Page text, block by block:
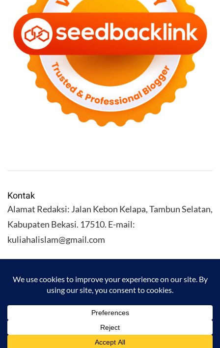
Kontak
Alamat Redaksi: Jalan Kebon Kelapa, Tambun Selatan,
Kabupaten Bekasi. 17510. E-mail:
kuliahalislam@gmail.com
KULIAHALISLAM.COM Copyright (C) 2026